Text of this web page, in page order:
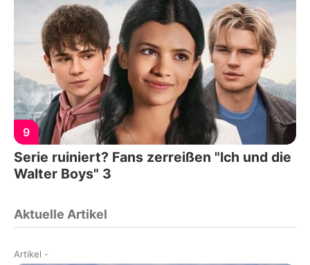
9
Serie ruiniert? Fans zerreißen "Ich und die
Walter Boys" 3
Aktuelle Artikel
Artikel -